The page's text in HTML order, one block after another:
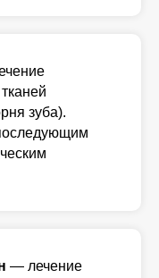
зуба).
— лечение